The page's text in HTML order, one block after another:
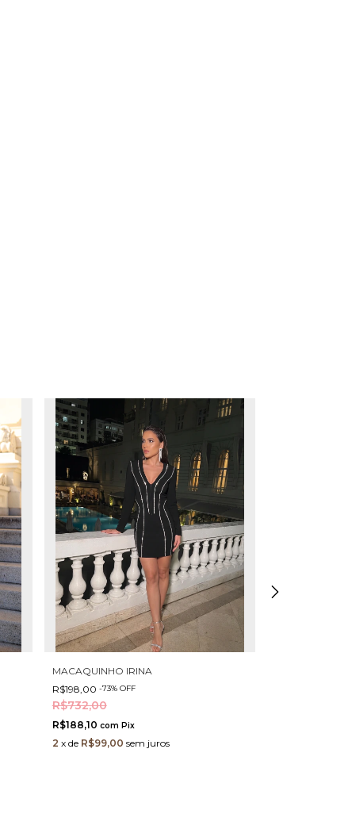
MACAQUINHO IRINA
R$198,00 -73% OFF
R$732,00
R$188,10 com Pix
2 x de R$99,00 sem juros